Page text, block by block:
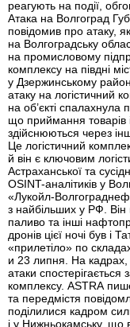
реагують на події,
Атака на Волгоград
повідомив про атаку,
на Волгоградську
на промисловому
комплексу на півдні
у Дзержинському
атаку на логістичний
на об’єкті спалахнула
що приймання товарів
здійснюються через
Це логістичний
й він є ключовим
Астраханської та
OSINT-аналітиків у
«Лукойл-
з найбільших у РФ. Він
паливо та інші
дронів цієї ночі був і
«прилетіло» по
и 23 липня. На
атаки
комплексу. ASTRA
та передмістя
поділилися кадром
і у Нижньокамську, що